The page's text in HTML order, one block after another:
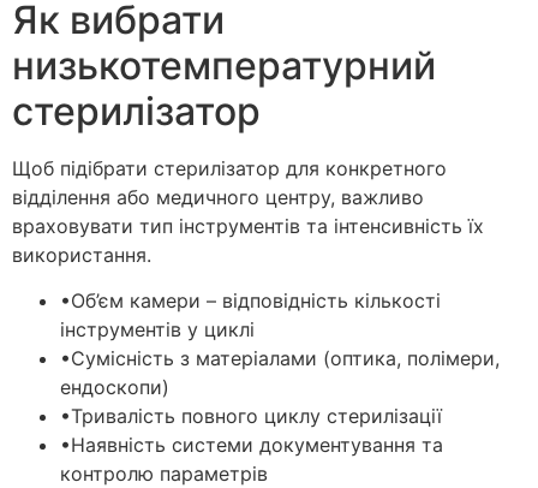
Як вибрати
низькотемпературний
стерилізатор
Щоб підібрати стерилізатор для конкретного
відділення або медичного центру, важливо
враховувати тип інструментів та інтенсивність їх
використання.
•Об’єм камери – відповідність кількості
інструментів у циклі
•Сумісність з матеріалами (оптика, полімери,
ендоскопи)
•Тривалість повного циклу стерилізації
•Наявність системи документування та
контролю параметрів